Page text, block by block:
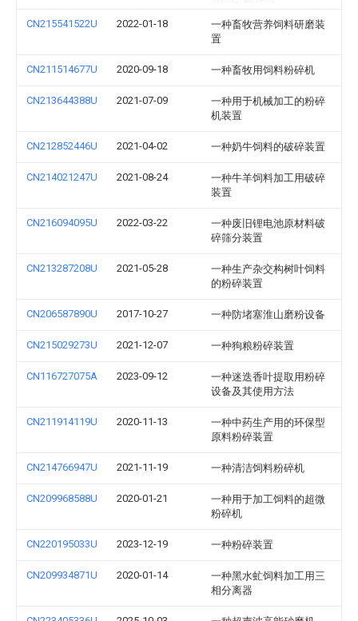
CN215541522U 2022-01-18
一种畜牧营养饲料研磨装
置
CN211514677U 2020-09-18 一种畜牧用饲料粉碎机
CN213644388U 2021-07-09
一种用于机械加工的粉碎
机装置
CN212852446U 2021-04-02 一种奶牛饲料的破碎装置
CN214021247U 2021-08-24
一种牛羊饲料加工用破碎
装置
CN216094095U 2022-03-22
一种废旧锂电池原材料破
碎筛分装置
CN213287208U 2021-05-28
一种生产杂交构树叶饲料
的粉碎装置
CN206587890U 2017-10-27 一种防堵塞淮山磨粉设备
CN215029273U 2021-12-07 一种狗粮粉碎装置
CN116727075A 2023-09-12
一种迷迭香叶提取用粉碎
设备及其使用方法
CN211914119U 2020-11-13
一种中药生产用的环保型
原料粉碎装置
CN214766947U 2021-11-19 一种清洁饲料粉碎机
CN209968588U 2020-01-21
一种用于加工饲料的超微
粉碎机
CN220195033U 2023-12-19 一种粉碎装置
CN209934871U 2020-01-14
一种黑水虻饲料加工用三
相分离器